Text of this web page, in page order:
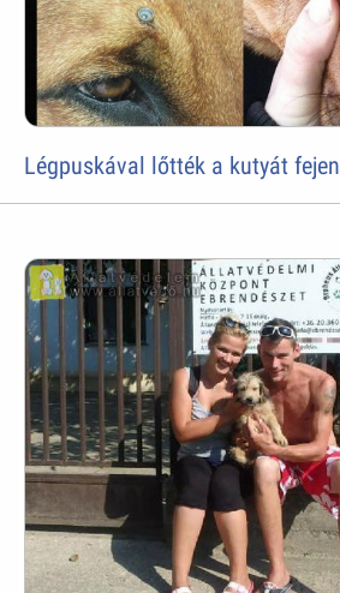
Légpuskával lőtték a kutyát fejen